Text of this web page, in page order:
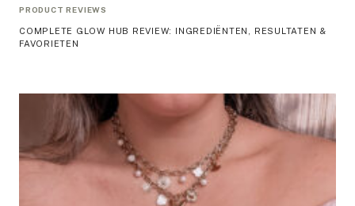
PRODUCT REVIEWS
COMPLETE GLOW HUB REVIEW: INGREDIËNTEN, RESULTATEN &
FAVORIETEN